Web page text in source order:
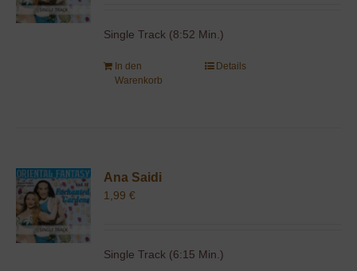
Single Track (8:52 Min.)
In den
Warenkorb
Details
Ana Saidi
1,99€
Single Track (6:15 Min.)